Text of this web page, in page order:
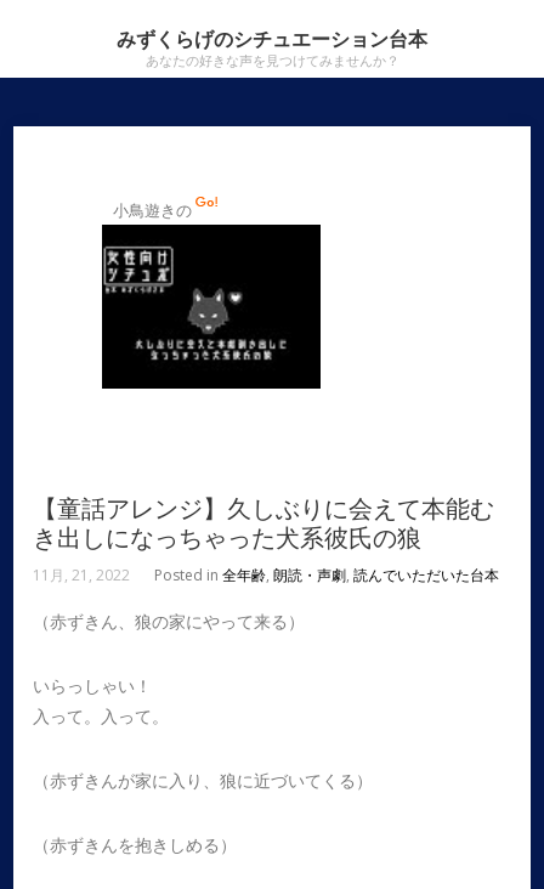
みずくらげのシチュエーション台本
あなたの好きな声を見つけてみませんか？
小鳥遊きの
【童話アレンジ】久しぶりに会えて本能む
き出しになっちゃった犬系彼氏の狼
11月, 21, 2022 Posted in全年齢,朗読・声劇,読んでいただいた台本
（赤ずきん、狼の家にやって来る）
いらっしゃい！
入って。入って。
（赤ずきんが家に入り、狼に近づいてくる）
（赤ずきんを抱きしめる）